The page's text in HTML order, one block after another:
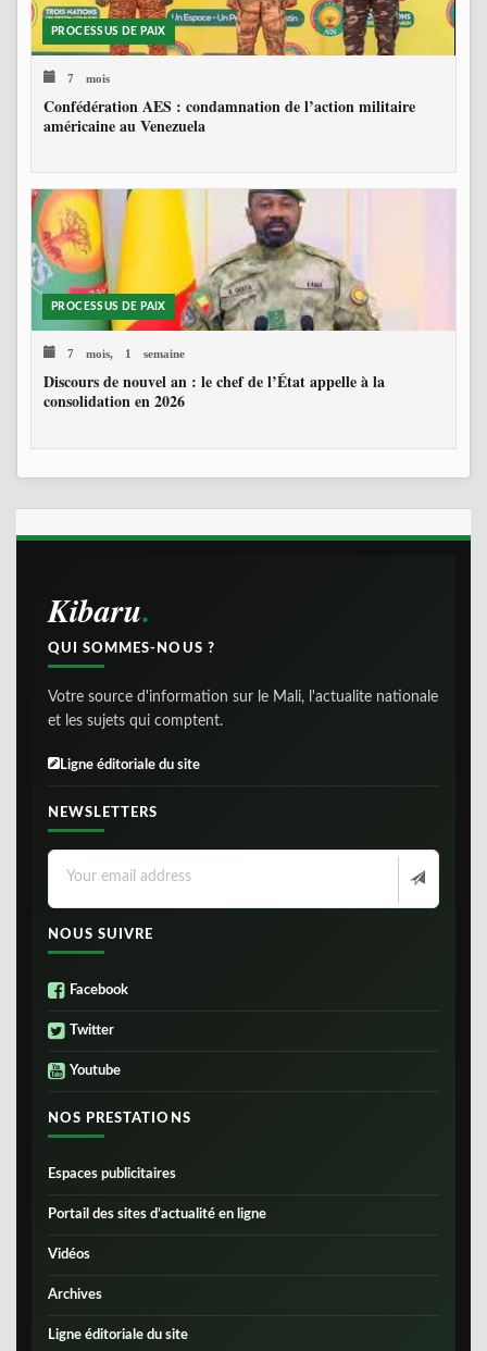
PROCESSUS DE PAIX
7 mois
Confédération AES : condamnation de l’action militaire
américaine au Venezuela
PROCESSUS DE PAIX
7 mois, 1 semaine
Discours de nouvel an : le chef de l’État appelle à la
consolidation en 2026
Kibaru
QUI SOMMES-NOUS ?
Votre source d'information sur le Mali, l'actualite nationale
et les sujets qui comptent.
Ligne éditoriale du site
NEWSLETTERS
NOUS SUIVRE
Facebook
Twitter
Youtube
NOS PRESTATIONS
Espaces publicitaires
Portail des sites d’actualité en ligne
Vidéos
Archives
Ligne éditoriale du site